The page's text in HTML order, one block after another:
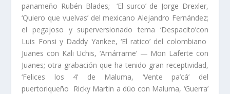
panameño Rubén Blades; ‘El surco’ de Jorge Drexler,
‘Quiero que vuelvas’ del mexicano Alejandro Fernández;
el pegajoso y superversionado tema ‘Despacito’con
Luis Fonsi y Daddy Yankee, ‘El ratico’ del colombiano
Juanes con Kali Uchis, ‘Amárrame’ — Mon Laferte con
Juanes; otra grabación que ha tenido gran receptividad,
‘Felices los 4’ de Maluma, ‘Vente pa’cá’ del
puertoriqueño Ricky Martin a dúo con Maluma, ‘Guerra’